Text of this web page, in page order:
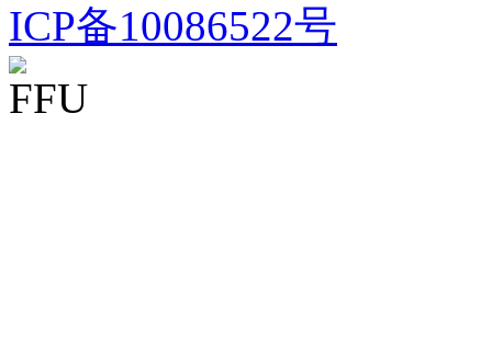
ICP备10086522号